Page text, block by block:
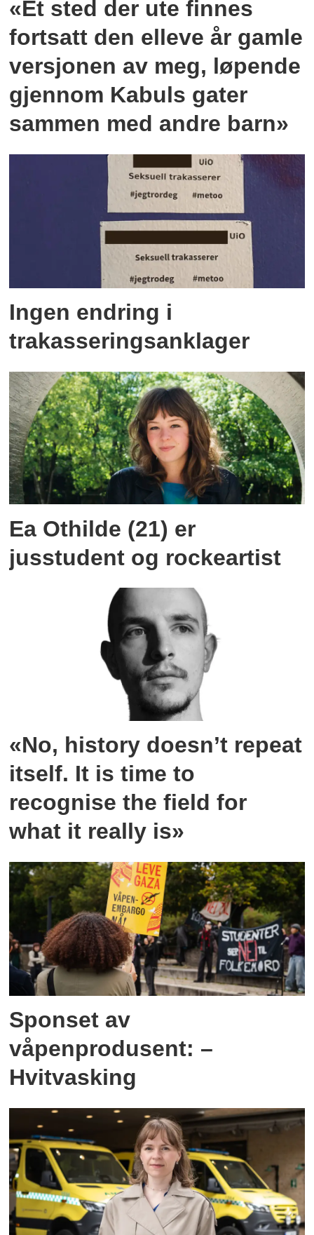
«Et sted der ute finnes
fortsatt den elleve år gamle
versjonen av meg, løpende
gjennom Kabuls gater
sammen med andre barn»
Ingen endring i
trakasseringsanklager
Ea Othilde (21) er
jusstudent og rockeartist
«No, history doesn’t repeat
itself. It is time to
recognise the field for
what it really is»
Sponset av
våpenprodusent: –
Hvitvasking